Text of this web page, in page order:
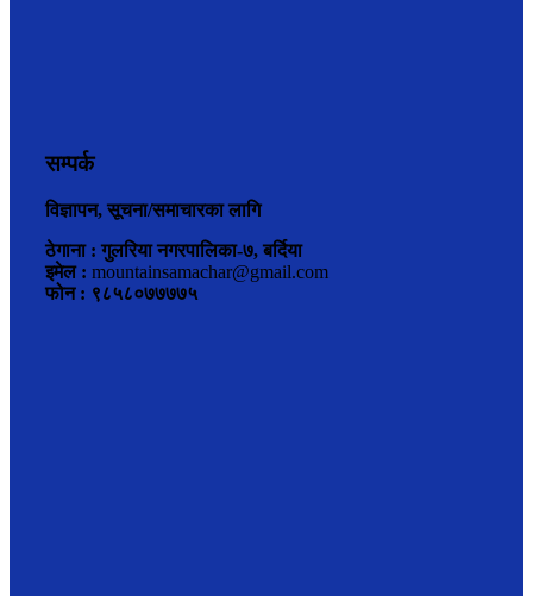
सम्पर्क
विज्ञापन, सूचना/समाचारका लागि
ठेगाना : गुलरिया नगरपालिका-७, बर्दिया
इमेल : mountainsamachar@gmail.com
फोन : ९८५८०७७७७५